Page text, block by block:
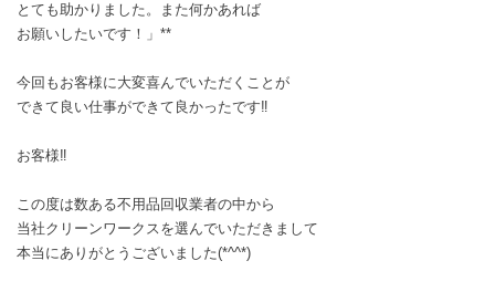
とても助かりました。また何かあれば
お願いしたいです！」**
今回もお客様に大変喜んでいただくことが
できて良い仕事ができて良かったです‼️
お客様‼️
この度は数ある不用品回収業者の中から
当社クリーンワークスを選んでいただきまして
本当にありがとうございました(*^^*)